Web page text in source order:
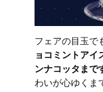
フェアの目玉で
ョコミントア
ンナコッタまで
わいが心ゆくま